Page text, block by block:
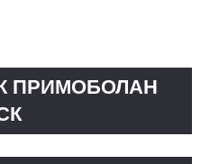
ПРИМОБОЛАН